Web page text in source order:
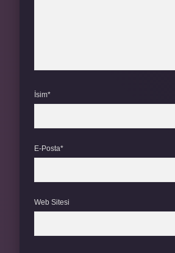
İsim*
E-Posta*
Web Sitesi